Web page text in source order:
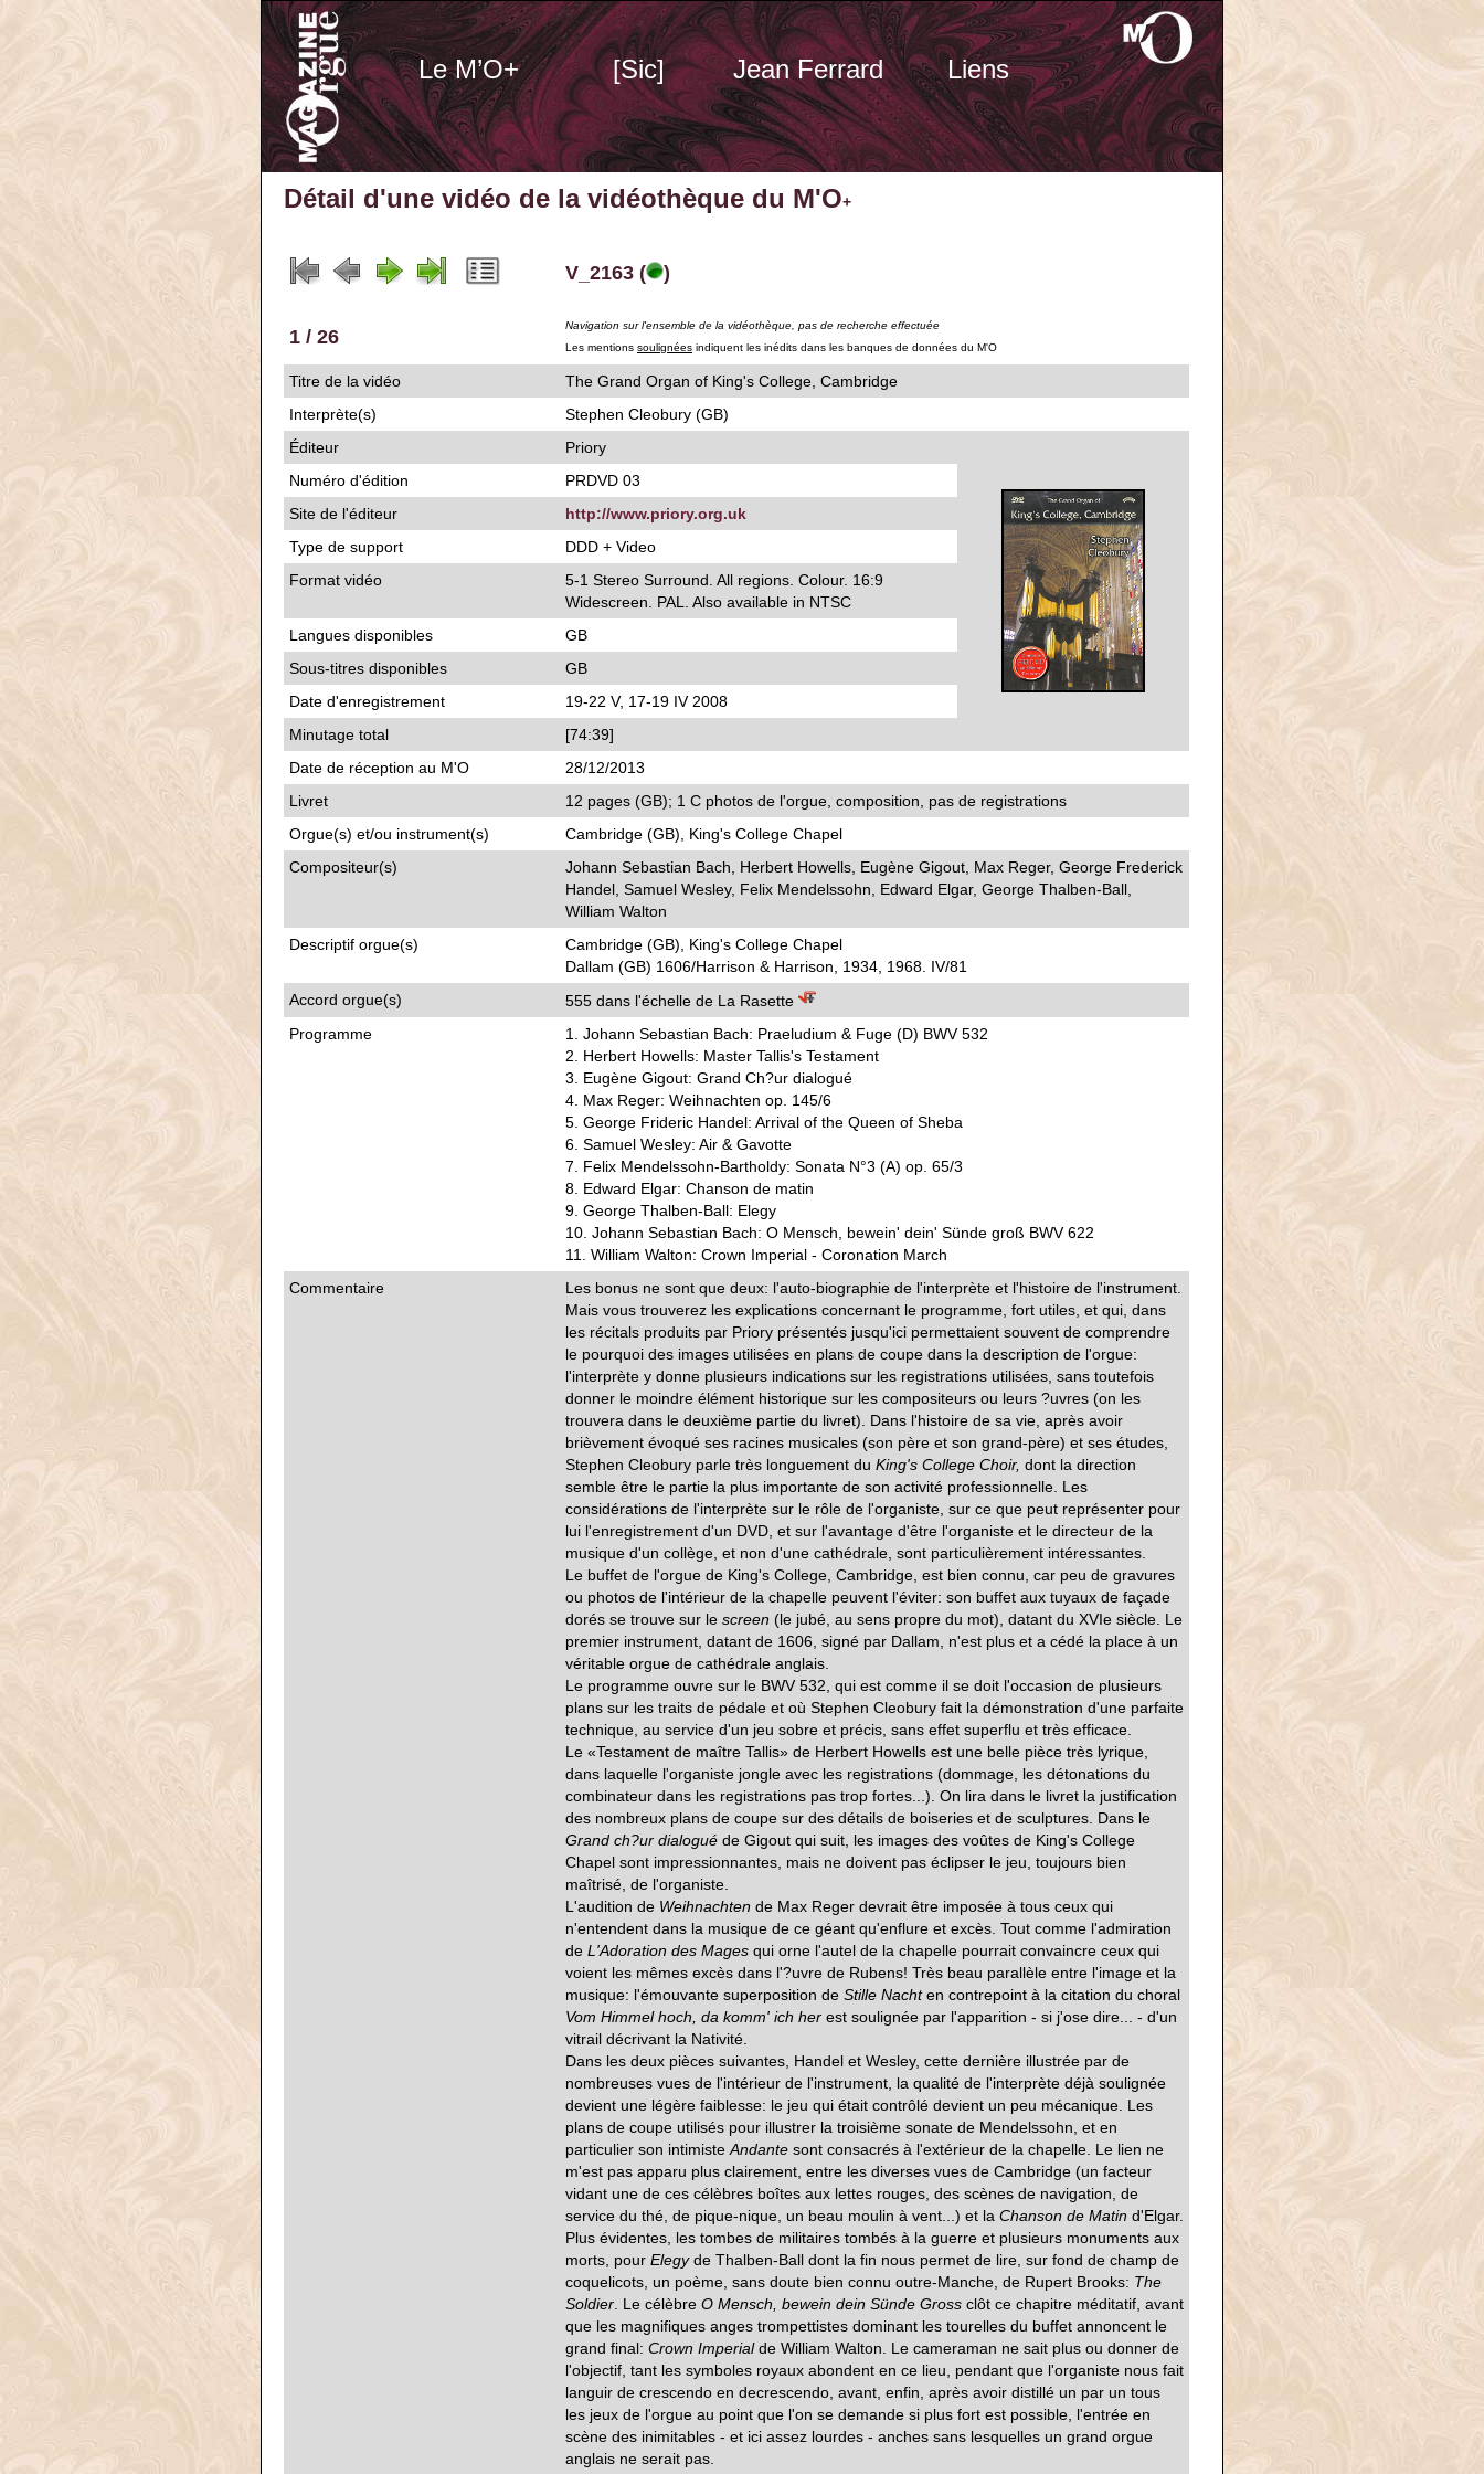
Le M’O+ [Sic] Jean Ferrard Liens
Détail d'une vidéo de la vidéothèque du M'O+
V_2163 ( )
1 / 26
Navigation sur l'ensemble de la vidéothèque, pas de recherche effectuée
Les mentions soulignées indiquent les inédits dans les banques de données du M'O
Titre de la vidéo
The Grand Organ of King's College, Cambridge
Interprète(s)
Stephen Cleobury (GB)
Éditeur
Priory
Numéro d'édition
PRDVD 03
Site de l'éditeur
http://www.priory.org.uk
Type de support
DDD + Video
Format vidéo
5-1 Stereo Surround. All regions. Colour. 16:9
Widescreen. PAL. Also available in NTSC
Langues disponibles
GB
Sous-titres disponibles
GB
Date d'enregistrement
19-22 V, 17-19 IV 2008
Minutage total
[74:39]
Date de réception au M'O
28/12/2013
Livret
12 pages (GB); 1 C photos de l'orgue, composition, pas de registrations
Orgue(s) et/ou instrument(s)
Cambridge (GB), King's College Chapel
Compositeur(s)
Johann Sebastian Bach, Herbert Howells, Eugène Gigout, Max Reger, George Frederick
Handel, Samuel Wesley, Felix Mendelssohn, Edward Elgar, George Thalben-Ball,
William Walton
Descriptif orgue(s)
Cambridge (GB), King's College Chapel
Dallam (GB) 1606/Harrison & Harrison, 1934, 1968. IV/81
Accord orgue(s)
555 dans l'échelle de La Rasette
Programme
1. Johann Sebastian Bach: Praeludium & Fuge (D) BWV 532
2. Herbert Howells: Master Tallis's Testament
3. Eugène Gigout: Grand Ch?ur dialogué
4. Max Reger: Weihnachten op. 145/6
5. George Frideric Handel: Arrival of the Queen of Sheba
6. Samuel Wesley: Air & Gavotte
7. Felix Mendelssohn-Bartholdy: Sonata N°3 (A) op. 65/3
8. Edward Elgar: Chanson de matin
9. George Thalben-Ball: Elegy
10. Johann Sebastian Bach: O Mensch, bewein' dein' Sünde groß BWV 622
11. William Walton: Crown Imperial - Coronation March
Commentaire
Les bonus ne sont que deux: l'auto-biographie de l'interprète et l'histoire de l'instrument.
Mais vous trouverez les explications concernant le programme, fort utiles, et qui, dans
les récitals produits par Priory présentés jusqu'ici permettaient souvent de comprendre
le pourquoi des images utilisées en plans de coupe dans la description de l'orgue:
l'interprète y donne plusieurs indications sur les registrations utilisées, sans toutefois
donner le moindre élément historique sur les compositeurs ou leurs ?uvres (on les
trouvera dans le deuxième partie du livret). Dans l'histoire de sa vie, après avoir
brièvement évoqué ses racines musicales (son père et son grand-père) et ses études,
Stephen Cleobury parle très longuement du King's College Choir, dont la direction
semble être le partie la plus importante de son activité professionnelle. Les
considérations de l'interprète sur le rôle de l'organiste, sur ce que peut représenter pour
lui l'enregistrement d'un DVD, et sur l'avantage d'être l'organiste et le directeur de la
musique d'un collège, et non d'une cathédrale, sont particulièrement intéressantes.
Le buffet de l'orgue de King's College, Cambridge, est bien connu, car peu de gravures
ou photos de l'intérieur de la chapelle peuvent l'éviter: son buffet aux tuyaux de façade
dorés se trouve sur le screen (le jubé, au sens propre du mot), datant du XVIe siècle. Le
premier instrument, datant de 1606, signé par Dallam, n'est plus et a cédé la place à un
véritable orgue de cathédrale anglais.
Le programme ouvre sur le BWV 532, qui est comme il se doit l'occasion de plusieurs
plans sur les traits de pédale et où Stephen Cleobury fait la démonstration d'une parfaite
technique, au service d'un jeu sobre et précis, sans effet superflu et très efficace.
Le «Testament de maître Tallis» de Herbert Howells est une belle pièce très lyrique,
dans laquelle l'organiste jongle avec les registrations (dommage, les détonations du
combinateur dans les registrations pas trop fortes...). On lira dans le livret la justification
des nombreux plans de coupe sur des détails de boiseries et de sculptures. Dans le
Grand ch?ur dialogué de Gigout qui suit, les images des voûtes de King's College
Chapel sont impressionnantes, mais ne doivent pas éclipser le jeu, toujours bien
maîtrisé, de l'organiste.
L'audition de Weihnachten de Max Reger devrait être imposée à tous ceux qui
n'entendent dans la musique de ce géant qu'enflure et excès. Tout comme l'admiration
de L'Adoration des Mages qui orne l'autel de la chapelle pourrait convaincre ceux qui
voient les mêmes excès dans l'?uvre de Rubens! Très beau parallèle entre l'image et la
musique: l'émouvante superposition de Stille Nachten contrepoint à la citation du choral
Vom Himmel hoch, da komm' ich her est soulignée par l'apparition - si j'ose dire... - d'un
vitrail décrivant la Nativité.
Dans les deux pièces suivantes, Handel et Wesley, cette dernière illustrée par de
nombreuses vues de l'intérieur de l'instrument, la qualité de l'interprète déjà soulignée
devient une légère faiblesse: le jeu qui était contrôlé devient un peu mécanique. Les
plans de coupe utilisés pour illustrer la troisième sonate de Mendelssohn, et en
particulier son intimiste Andante sont consacrés à l'extérieur de la chapelle. Le lien ne
m'est pas apparu plus clairement, entre les diverses vues de Cambridge (un facteur
vidant une de ces célèbres boîtes aux lettes rouges, des scènes de navigation, de
service du thé, de pique-nique, un beau moulin à vent...) et la Chanson de Matin d'Elgar.
Plus évidentes, les tombes de militaires tombés à la guerre et plusieurs monuments aux
morts, pour Elegyde Thalben-Ball dont la fin nous permet de lire, sur fond de champ de
coquelicots, un poème, sans doute bien connu outre-Manche, de Rupert Brooks: The
Soldier . Le célèbre O Mensch, bewein dein Sünde Gross clôt ce chapitre méditatif, avant
que les magnifiques anges trompettistes dominant les tourelles du buffet annoncent le
grand final: Crown Imperialde William Walton. Le cameraman ne sait plus ou donner de
l'objectif, tant les symboles royaux abondent en ce lieu, pendant que l'organiste nous fait
languir de crescendo en decrescendo, avant, enfin, après avoir distillé un par un tous
les jeux de l'orgue au point que l'on se demande si plus fort est possible, l'entrée en
scène des inimitables - et ici assez lourdes - anches sans lesquelles un grand orgue
anglais ne serait pas.